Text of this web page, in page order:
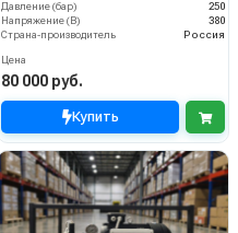
Давление (бар)
250
Напряжение (В)
380
Страна-производитель
Россия
Цена
80 000 руб.
Купить